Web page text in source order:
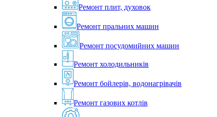
Ремонт плит, духовок
Ремонт пральних машин
Ремонт посудомийних машин
Ремонт холодильників
Ремонт бойлерів, водонагрівачів
Ремонт газових котлів